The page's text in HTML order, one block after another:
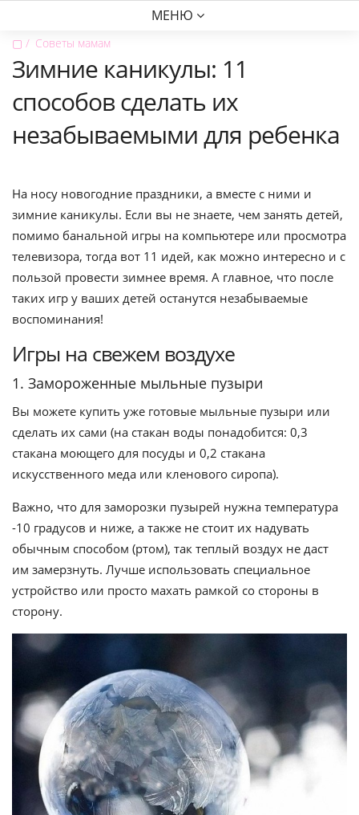
МЕНЮ
▢ Советы мамам
Зимние каникулы: 11
способов сделать их
незабываемыми для ребенка
На носу новогодние праздники, а вместе с ними и
зимние каникулы. Если вы не знаете, чем занять детей,
помимо банальной игры на компьютере или просмотра
телевизора, тогда вот 11 идей, как можно интересно и с
пользой провести зимнее время. А главное, что после
таких игр у ваших детей останутся незабываемые
воспоминания!
Игры на свежем воздухе
1. Замороженные мыльные пузыри
Вы можете купить уже готовые мыльные пузыри или
сделать их сами (на стакан воды понадобится: 0,3
стакана моющего для посуды и 0,2 стакана
искусственного меда или кленового сиропа).
Важно, что для заморозки пузырей нужна температура
-10 градусов и ниже, а также не стоит их надувать
обычным способом (ртом), так теплый воздух не даст
им замерзнуть. Лучше использовать специальное
устройство или просто махать рамкой со стороны в
сторону.